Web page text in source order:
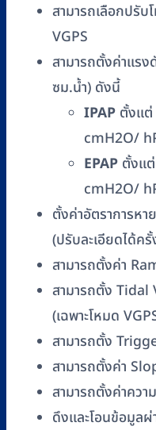
รหัส
RM-
CP03
สามารถเลือกปรับ
VGPS
สามารถตั้งค่าแรง
ซม.น้ำ) ดังนี้
IPAP ตั้งแต่
cmH2O/
EPAP ตั้งแ
cmH2O/
ตั้งค่าอัตราการห
(ปรับละเอียดได้ค
สามารถตั้งค่า
สามารถตั้ง
(เฉพาะโหมด
สามารถตั้ง
สามารถตั้งค่า
สามารถตั้งค่าคว
ดึงและโอนข้อมูล